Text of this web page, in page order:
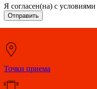
Я согласен(на) с условиями
Отправить
Точки приема